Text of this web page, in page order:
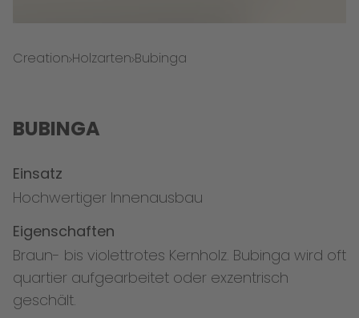
Creation Holzarten Bubinga
BUBINGA
Einsatz
Hochwertiger Innenausbau
Eigenschaften
Braun- bis violettrotes Kernholz. Bubinga wird oft
quartier aufgearbeitet oder exzentrisch
geschält.